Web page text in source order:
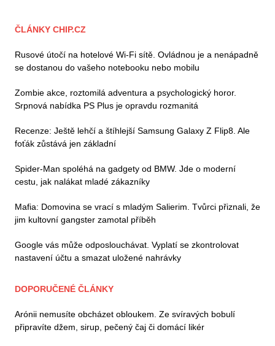
ČLÁNKY CHIP.CZ
Rusové útočí na hotelové Wi-Fi sítě. Ovládnou je a nenápadně
se dostanou do vašeho notebooku nebo mobilu
Zombie akce, roztomilá adventura a psychologický horor.
Srpnová nabídka PS Plus je opravdu rozmanitá
Recenze: Ještě lehčí a štíhlejší Samsung Galaxy Z Flip8. Ale
foťák zůstává jen základní
Spider-Man spoléhá na gadgety od BMW. Jde o moderní
cestu, jak nalákat mladé zákazníky
Mafia: Domovina se vrací s mladým Salierim. Tvůrci přiznali, že
jim kultovní gangster zamotal příběh
Google vás může odposlouchávat. Vyplatí se zkontrolovat
nastavení účtu a smazat uložené nahrávky
DOPORUČENÉ ČLÁNKY
Arónii nemusíte obcházet obloukem. Ze svíravých bobulí
připravíte džem, sirup, pečený čaj či domácí likér